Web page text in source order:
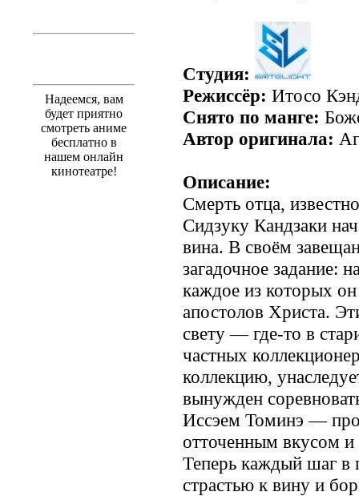
Надеемся, вам
будет приятно
смотреть аниме
бесплатно в
нашем онлайн
кинотеатре!
Студия:
Режиссёр: Итосо
Снято по манге:
Автор оригинала:
Описание:
Смерть отца,
Сидзуку Кандзаки
вина. В своём
загадочное задание:
каждое из которых
апостолов Христа.
свету — где‐то в
частных
коллекцию,
вынужден
Иссэем Томинэ —
отточенным вкусом
Теперь каждый шаг в
страстью к вину и